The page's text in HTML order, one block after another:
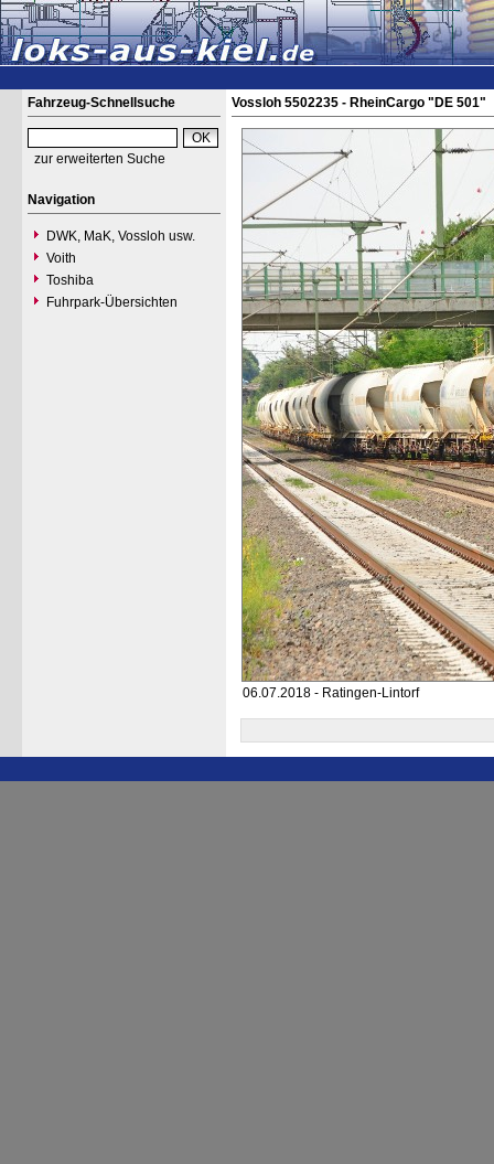
Fahrzeug-Schnellsuche
zur erweiterten Suche
Navigation
DWK, MaK, Vossloh usw.
Voith
Toshiba
Fuhrpark-Übersichten
Vossloh 5502235 - RheinCargo "DE 501"
06.07.2018 - Ratingen-Lintorf